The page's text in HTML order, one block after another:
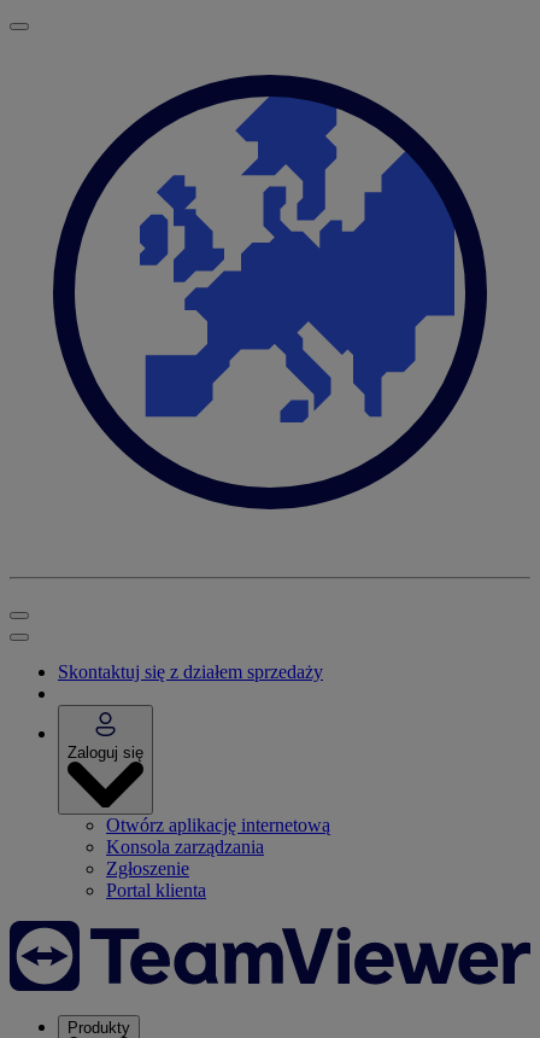
Skontaktuj się z działem sprzedaży
Zaloguj się
Otwórz aplikację internetową
Konsola zarządzania
Zgłoszenie
Portal klienta
Produkty